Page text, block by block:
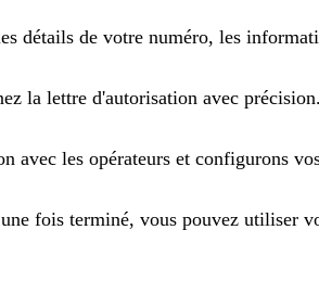
détails de votre numéro, les
la lettre d'autorisation avec précision.
avec les opérateurs et configurons
fois terminé, vous pouvez utiliser